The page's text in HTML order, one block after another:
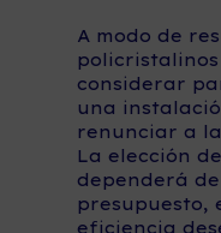
A modo de
considerar
una
renunciar a
La elección
dependerá
presupuesto,
eficiencia